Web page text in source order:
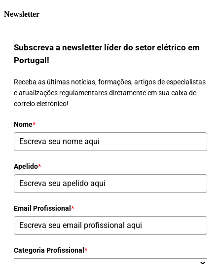
Newsletter
Subscreva a newsletter líder do setor elétrico em
Portugal!
Receba as últimas notícias, formações, artigos de especialistas
e atualizações regulamentares diretamente em sua caixa de
correio eletrónico!
Nome*
Apelido*
Email Profissional *
Categoria Profissional *